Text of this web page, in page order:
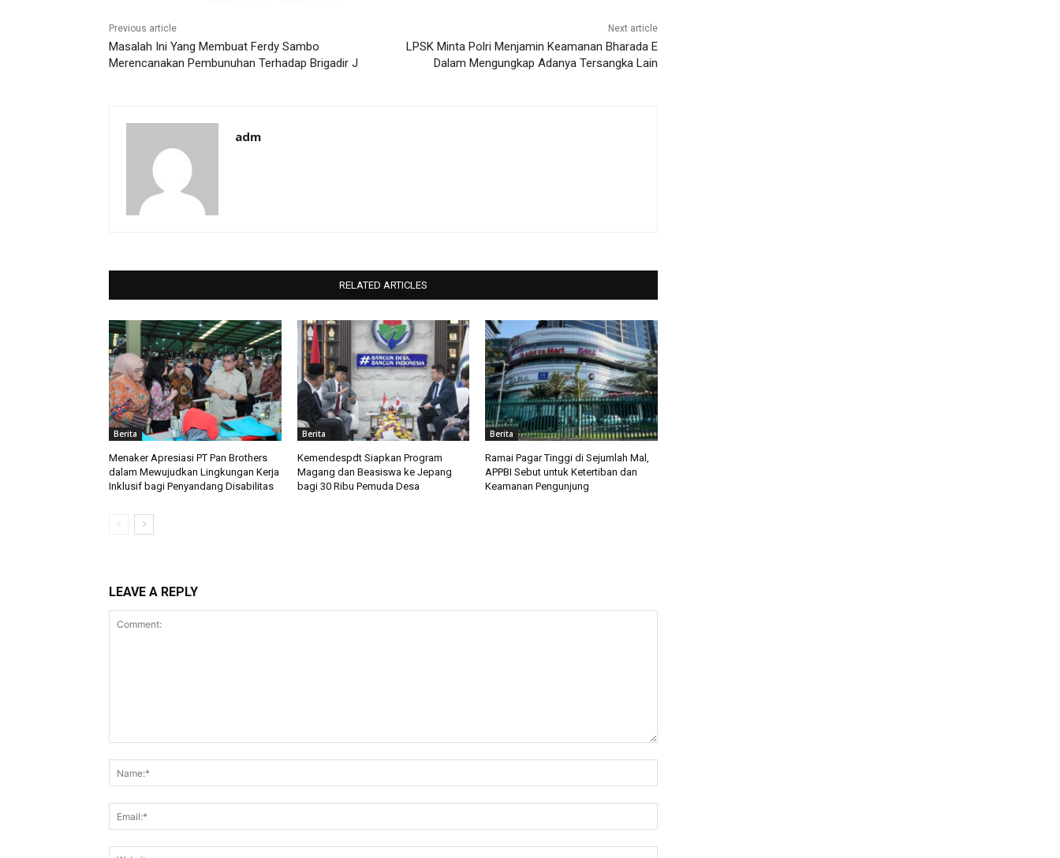
Previous article
Masalah Ini Yang Membuat Ferdy Sambo
Merencanakan Pembunuhan Terhadap Brigadir J
Next article
LPSK Minta Polri Menjamin Keamanan Bharada E
Dalam Mengungkap Adanya Tersangka Lain
adm
RELATED ARTICLES
Berita
Menaker Apresiasi PT Pan Brothers
dalam Mewujudkan Lingkungan Kerja
Inklusif bagi Penyandang Disabilitas
Berita
Kemendespdt Siapkan Program
Magang dan Beasiswa ke Jepang
bagi 30 Ribu Pemuda Desa
Berita
Ramai Pagar Tinggi di Sejumlah Mal,
APPBI Sebut untuk Ketertiban dan
Keamanan Pengunjung
LEAVE A REPLY